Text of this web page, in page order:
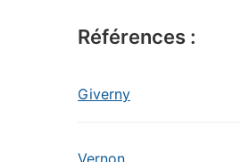
Références :
Giverny
Vernon